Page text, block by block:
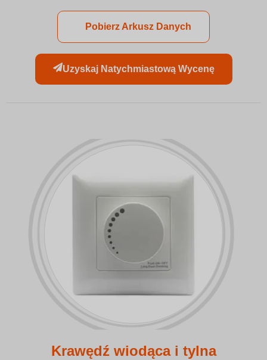
Pobierz Arkusz Danych
Uzyskaj Natychmiastową Wycenę
Krawędź wiodąca i tylna